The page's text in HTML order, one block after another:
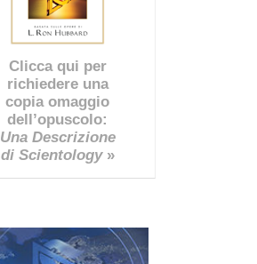
Clicca qui per
richiedere una
copia omaggio
dell’opuscolo:
Una Descrizione
di Scientology»